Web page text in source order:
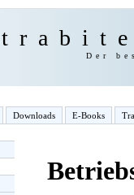
Der
Downloads E-Books